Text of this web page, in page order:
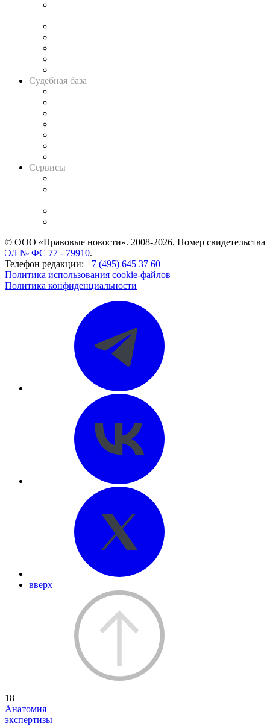
Судебная база
Сервисы
© ООО «Правовые новости». 2008-2026. Номер свидетельства
ЭЛ № ФС 77 - 79910.
Телефон редакции: +7 (495) 645 37 60
Политика использования cookie-файлов
Политика конфиденциальности
вверх
18+
Анатомия
экспертизы